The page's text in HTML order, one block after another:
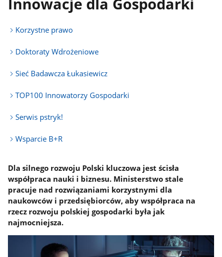
Innowacje dla Gospodarki
Korzystne prawo
Doktoraty Wdrożeniowe
Sieć Badawcza Łukasiewicz
TOP100 Innowatorzy Gospodarki
Serwis pstryk!
Wsparcie B+R
Dla silnego rozwoju Polski kluczowa jest ścisła
współpraca nauki i biznesu. Ministerstwo stale
pracuje nad rozwiązaniami korzystnymi dla
naukowców i przedsiębiorców, aby współpraca na
rzecz rozwoju polskiej gospodarki była jak
najmocniejsza.